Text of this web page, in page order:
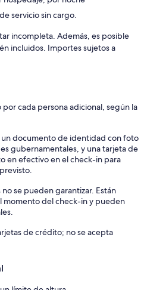
servicio sin cargo.
incompleta. Además, es posible
incluidos. Importes sujetos a
cada persona adicional, según la
un documento de identidad con foto
gubernamentales, y una tarjeta de
en efectivo en el check-in para
se pueden garantizar. Están
momento del check-in y pueden
de crédito; no se acepta